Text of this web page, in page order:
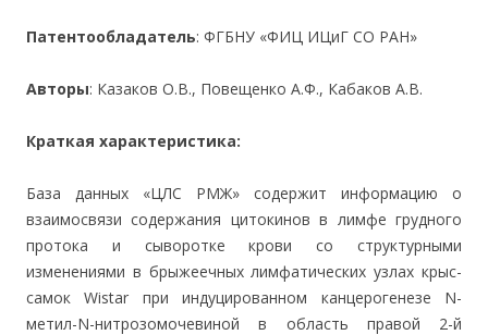
Патентообладатель: ФГБНУ «ФИЦ ИЦиГ СО РАН»
Авторы: Казаков О.В., Повещенко А.Ф., Кабаков А.В.
Краткая характеристика:
База данных «ЦЛС РМЖ» содержит информацию о
взаимосвязи содержания цитокинов в лимфе грудного
протока и сыворотке крови со структурными
изменениями в брыжеечных лимфатических узлах крыс-
самок Wistar при индуцированном канцерогенезе N-
метил-N-нитрозомочевиной в область правой 2-й